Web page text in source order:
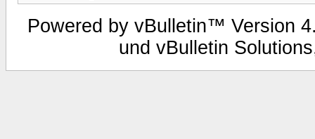
Powered by vBulletin™ Version
und vBulletin